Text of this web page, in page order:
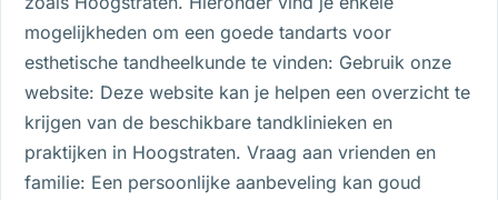
mogelijkheden om een goede tandarts voor
esthetische tandheelkunde te vinden: Gebruik onze
website: Deze website kan je helpen een overzicht te
krijgen van de beschikbare tandklinieken en
praktijken in Hoogstraten. Vraag aan vrienden en
familie: Een persoonlijke aanbeveling kan goud